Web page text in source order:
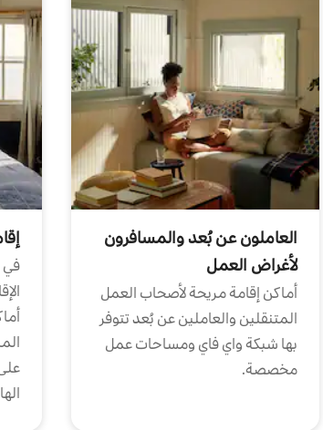
العاملون عن بُعد والمسافرون
لأغراض العمل
أماكن إقامة مريحة لأصحاب العمل
المتنقلين والعاملين عن بُعد تتوفر
بها شبكة واي فاي ومساحات عمل
مخصصة.
في